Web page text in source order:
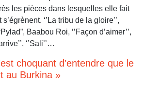
les pièces dans lesquelles elle fait
‘’La tribu de la gloire’’,
Baabou Roi, ‘’Façon d’aimer’’,
‘’Sali’’…
choquant d’entendre que le
au Burkina »